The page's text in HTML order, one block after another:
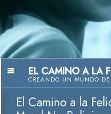
EL CAMINO A LA
CREANDO UN MUNDO
El Camino a la